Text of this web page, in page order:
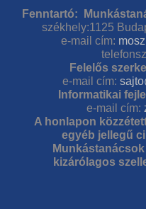
Fenntartó:
székhely:1125
e-mail cím:
Felelős
e-mail cím:
Informatikai
e-mail cím:
A honlapon
egyéb jellegű
kizárólagos